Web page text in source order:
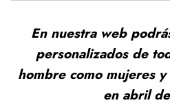
En nuestra web
personalizados de
hombre como mujeres
en abril